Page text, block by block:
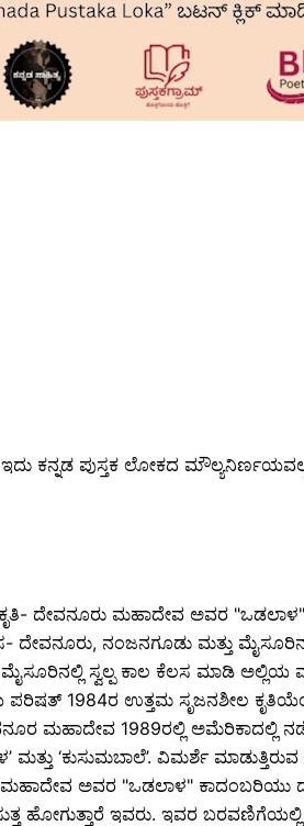
ಕನ್ನಡ ಪುಸ್ತಕ ಲೋಕದ
ದೇವನೂರು ಮಹಾದೇವ ಅವರ
ದೇವನೂರು, ನಂಜನಗೂಡು ಮತ್ತು
ಸ್ವಲ್ಪ ಕಾಲ ಕೆಲಸ ಮಾಡಿ ಅಲ್ಲಿಯ
ಪರಿಷತ್ 1984ರ ಉತ್ತಮ ಸೃಜನಶೀಲ
ಮಹಾದೇವ 1989ರಲ್ಲಿ ಅಮೆರಿಕಾದಲ್ಲಿ
ಮತ್ತು ‘ಕುಸುಮಬಾಲೆ’. ವಿಮರ್ಶೆ
ಮಹಾದೇವ ಅವರ "ಒಡಲಾಳ" ಕಾದಂಬರಿಯು
ಹೋಗುತ್ತಾರೆ ಇವರು. ಇವರ